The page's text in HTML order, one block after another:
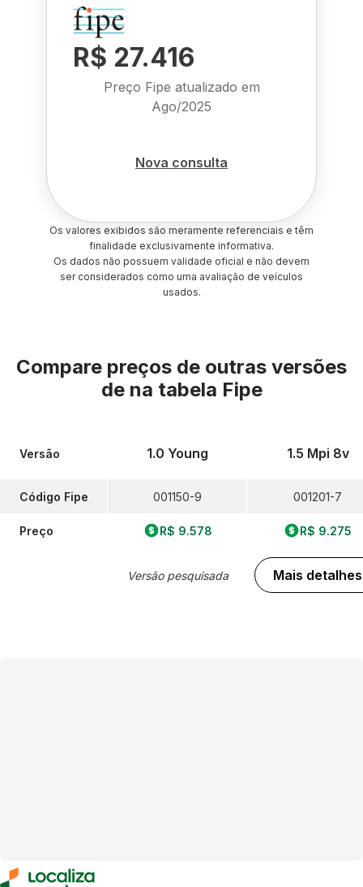
R$ 27.416
Preço Fipe atualizado em
Ago/2025
Nova consulta
Os valores exibidos são meramente referenciais e têm
finalidade exclusivamente informativa.
Os dados não possuem validade oficial e não devem
ser considerados como uma avaliação de veículos
usados.
Compare preços de outras versões
de na tabela Fipe
Versão
Código Fipe
Preço
1.0 Young
001150-9
R$ 9.578
Versão pesquisada
1.5 Mpi 8v
001201-7
R$ 9.275
Mais detalhes